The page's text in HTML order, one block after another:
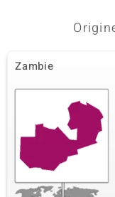
Zambie